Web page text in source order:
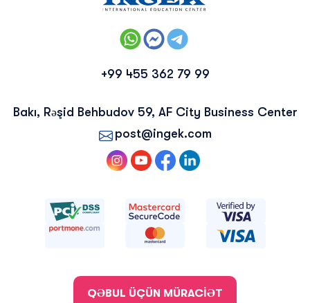
+99 455 362 79 99
Bakı, Rəşid Behbudov 59, AF City Business Center
post@ingek.com
QƏBUL ÜÇÜN MÜRACİƏT